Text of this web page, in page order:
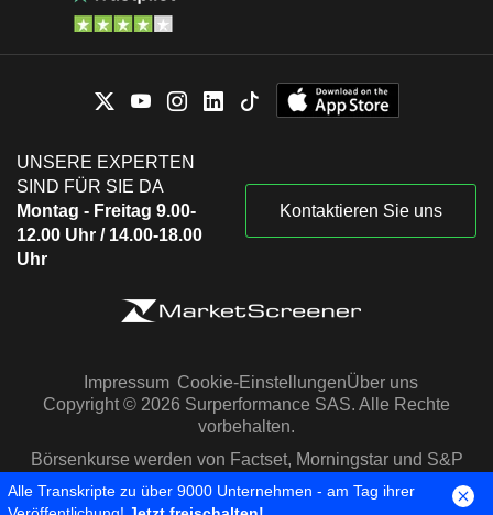
UNSERE EXPERTEN
SIND FÜR SIE DA
Montag - Freitag 9.00-
12.00 Uhr / 14.00-18.00
Uhr
Kontaktieren Sie uns
Impressum Cookie-EinstellungenÜber uns
Copyright © 2026 Surperformance SAS. Alle Rechte
vorbehalten.
Börsenkurse werden von Factset, Morningstar und S&P
Capital IQ zur Verfügung gestellt
Alle Transkripte zu über 9000 Unternehmen - am Tag ihrer